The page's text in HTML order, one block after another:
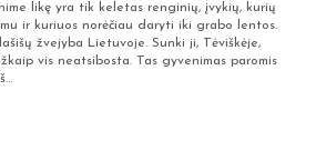
likę yra tik keletas renginių, įvykių, kurių
ir kuriuos norėčiau daryti iki grabo lentos.
žvejyba Lietuvoje. Sunki ji, Tėviškėje,
vis neatsibosta. Tas gyvenimas paromis